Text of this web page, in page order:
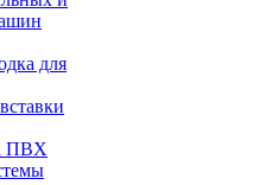
для
ПВХ